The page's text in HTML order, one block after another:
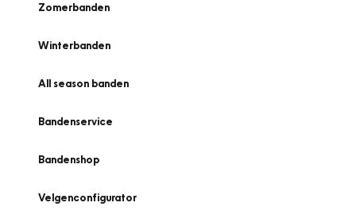
Zomerbanden
Winterbanden
All season banden
Bandenservice
Bandenshop
Velgenconfigurator